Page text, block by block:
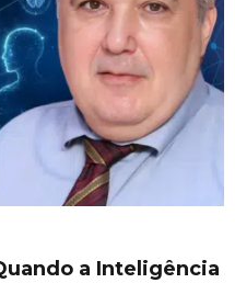
a Inteligência